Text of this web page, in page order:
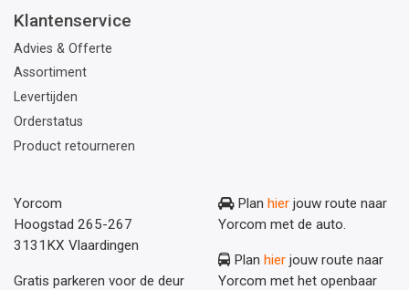
Klantenservice
Advies & Offerte
Assortiment
Levertijden
Orderstatus
Product retourneren
Yorcom
Hoogstad 265-267
3131KX Vlaardingen
Gratis parkeren voor de deur
Plan hier jouw route naar
Yorcom met de auto.
Plan hier jouw route naar
Yorcom met het openbaar